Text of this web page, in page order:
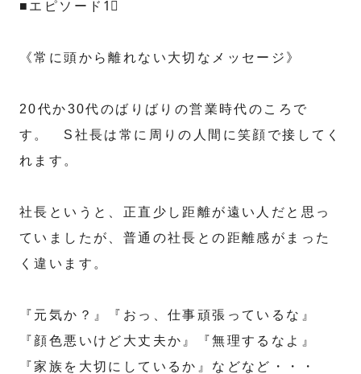
■エピソード1⃣
《常に頭から離れない大切なメッセージ》
20代か30代のばりばりの営業時代のころで
す。 S社長は常に周りの人間に笑顔で接してく
れます。
社長というと、正直少し距離が遠い人だと思っ
ていましたが、普通の社長との距離感がまった
く違います。
『元気か？』『おっ、仕事頑張っているな』
『顔色悪いけど大丈夫か』『無理するなよ』
『家族を大切にしているか』などなど・・・